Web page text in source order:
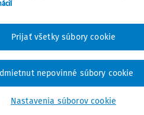
na 10
Nastavenia súborov cookie
nepovinné súbory cookie
Prijať všetky súbory cookie